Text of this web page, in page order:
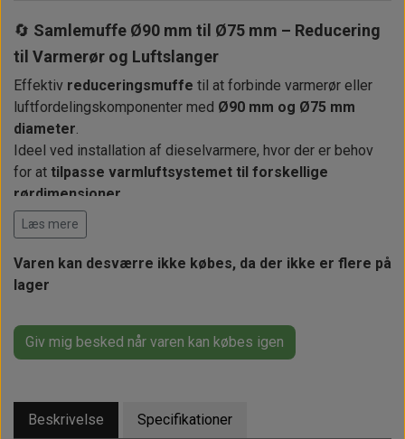
Landstrømskabler
Paneler & Kontakter
Sikringer
Værktøj
Brændstoftank
Gori propeller
Additive
Børster & Svampe m.m.
El-artikler
Diverse
Solceller
Strøm
Outlet
Gavekort
Udlejning af bådudstyr
Hvem er vi
Fordele hos Shop12volt
Forhandler login
🔄 Samlemuffe Ø90 mm til Ø75 mm – Reducering
til Varmerør og Luftslanger
Effektiv reduceringsmuffe til at forbinde varmerør eller
luftfordelingskomponenter med Ø90 mm og Ø75 mm
diameter.
Ideel ved installation af dieselvarmere, hvor der er behov
for at tilpasse varmluftsystemet til forskellige
rørdimensioner
Fremstillet i varmebestandigt materiale, som tåler høje
installationer.
Læs mere
Varen kan desværre ikke købes, da der ikke er flere på
lager
Giv mig besked når varen kan købes igen
Beskrivelse Specifikationer